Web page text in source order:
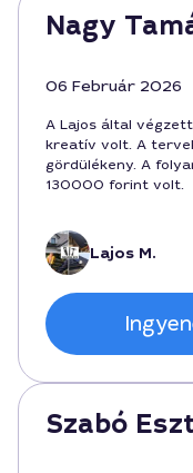
Nagy
06 Február 2026
A Lajos által
kreatív volt. A
gördülékeny. A
130000 forint volt.
Lajos M.
Szabó